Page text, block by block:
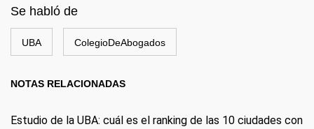
Se habló de
UBA ColegioDeAbogados
NOTAS RELACIONADAS
Estudio de la UBA: cuál es el ranking de las 10 ciudades con